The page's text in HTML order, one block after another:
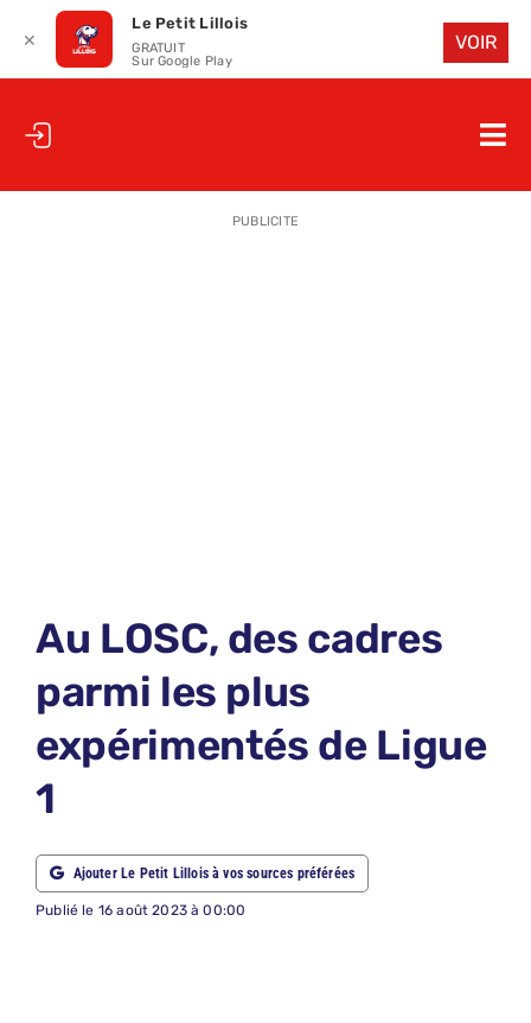
à
NOUS
PUBLICITE
Au LOSC, des cadres
parmi les plus
expérimentés de Ligue
1
Ajouter Le Petit Lillois à vos sources préférées
Publié le 16 août 2023 à 00:00
✕
Le Petit Lillois
GRATUIT
Sur Google Play
VOIR